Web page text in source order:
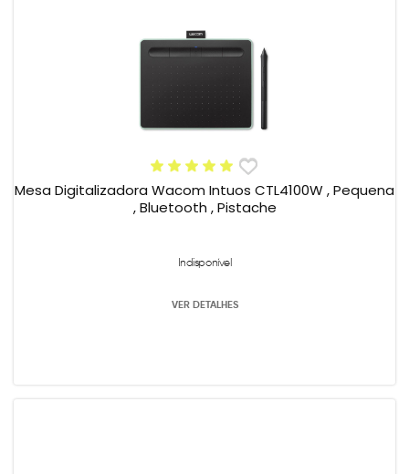
Mesa Digitalizadora Wacom Intuos CTL4100W , Pequena
, Bluetooth , Pistache
Indisponível
VER DETALHES